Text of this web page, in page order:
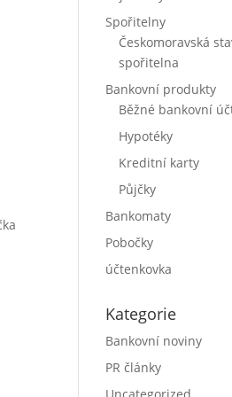
Spořitelny
Českomoravská
spořitelna
Bankovní produkty
Běžné bankovní
Hypotéky
Kreditní karty
Půjčky
Bankomaty
Pobočky
účtenkovka
Kategorie
Bankovní noviny
PR články